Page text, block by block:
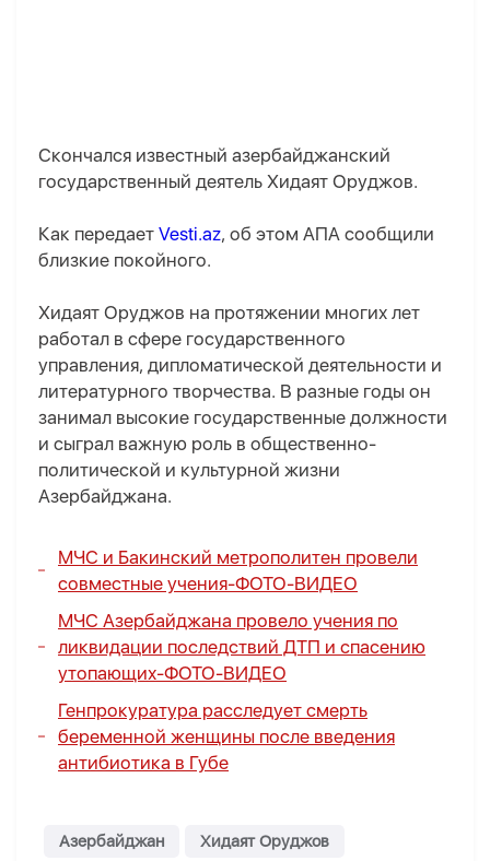
Скончался известный азербайджанский
государственный деятель Хидаят Оруджов.
Как передает Vesti.az, об этом AПA сообщили
близкие покойного.
Хидаят Оруджов на протяжении многих лет
работал в сфере государственного
управления, дипломатической деятельности и
литературного творчества. В разные годы он
занимал высокие государственные должности
и сыграл важную роль в общественно-
политической и культурной жизни
Азербайджана.
МЧС и Бакинский метрополитен провели
совместные учения-ФОТО-ВИДЕО
МЧС Азербайджана провело учения по
ликвидации последствий ДТП и спасению
утопающих-ФОТО-ВИДЕО
Генпрокуратура расследует смерть
беременной женщины после введения
антибиотика в Губе
Азербайджан Хидаят Оруджов